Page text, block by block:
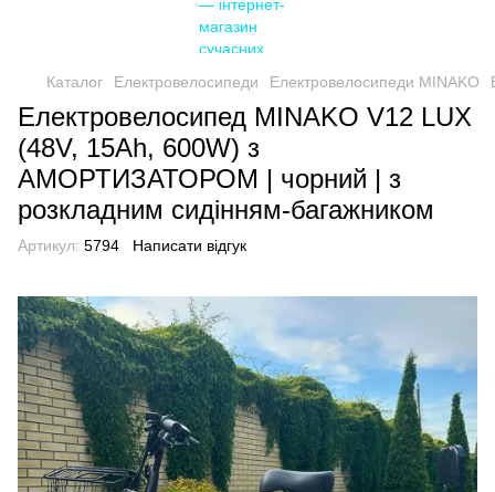
Каталог Електровелосипеди Електровелосипеди MINAKO
Електровелосипед MINAKO V12 LUX
(48V, 15Ah, 600W) з
АМОРТИЗАТОРОМ | чорний | з
розкладним сидінням-багажником
Артикул: 5794 Написати відгук